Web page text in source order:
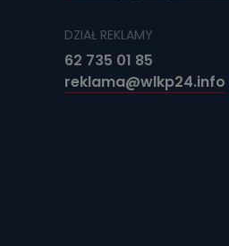
DZIAŁ REKLAMY
62 735 01 85
reklama@wlkp24.info